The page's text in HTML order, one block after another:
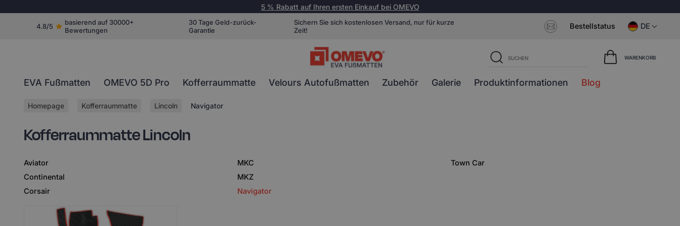
5 % Rabatt auf Ihren ersten Einkauf bei OMEVO
4.8/5
basierend auf 30000+
Bewertungen
30 Tage Geld-zurück-
Garantie
Sichern Sie sich kostenlosen Versand, nur für kurze
Zeit!
Bestellstatus DE
WARENKORB
EVA Fußmatten OMEVO 5D Pro Kofferraummatte Velours Autofußmatten Zubehör Galerie Produktinformationen Blog
Homepage Kofferraummatte Lincoln Navigator
Kofferraummatte Lincoln
Aviator
Continental
Corsair
MKC
MKZ
Navigator
Town Car